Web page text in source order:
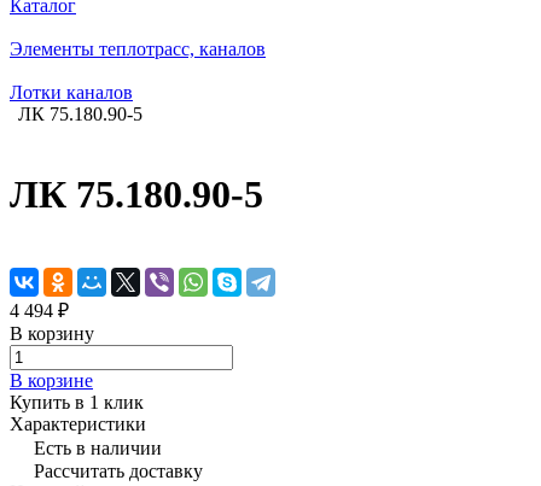
Каталог
Элементы теплотрасс, каналов
Лотки каналов
ЛК 75.180.90-5
ЛК 75.180.90-5
4 494 ₽
В корзину
В корзине
Купить в 1 клик
Характеристики
Есть в наличии
Рассчитать доставку